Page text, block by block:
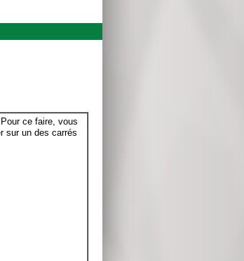
ce faire, vous
sur un des carrés